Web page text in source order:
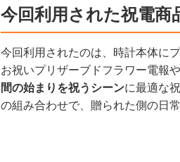
今回利用された祝電商
今回利用されたのは、時計本体に
お祝いプリザーブドフラワー電報
間の始まりを祝うシーンに最適な
の組み合わせで、贈られた側の日